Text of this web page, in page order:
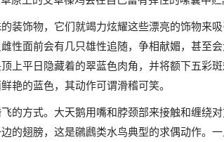
装饰物，它们就竭力炫耀这些漂亮的饰物来
性面前会有几只雄性追随，争相献媚，甚至
上平日隐藏着的翠蓝色肉角，并将额下五彩
艳的蓝色，其动作可谓滑稽可笑。
的方式。大天鹅用嘴和脖颈部来接触和缠绕
的翅膀，这是鸊鷉类水鸟典型的求偶动作